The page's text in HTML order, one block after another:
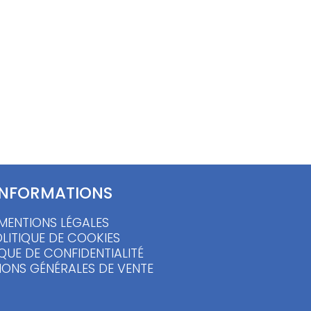
LÉGALES
DE COOKIES
DE CONFIDENTIALITÉ
GÉNÉRALES DE VENTE